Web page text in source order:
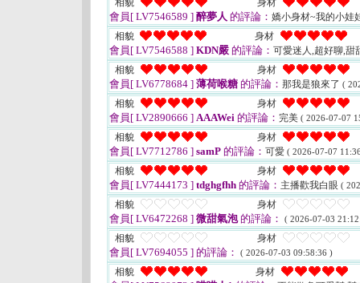
相貌 身材
會員[ LV7546589 ] 醉夢人 的評論： 嬌小身材~我的小娃
相貌
身材
會員[ LV7546588 ] KDN嚴 的評論： 可愛迷人,超好聊,甜
相貌
身材
會員[ LV6778684 ] 薄荷喉糖 的評論： 那我是狼來了 (
相貌 身材
會員[ LV2890666 ] AAAWei 的評論： 完美 ( 2026-07-07
相貌 身材
會員[ LV7712786 ] samP 的評論： 可愛 ( 2026-07-07
相貌 身材
會員[ LV7444173 ] tdghgfhh 的評論： 主播歡我白眼 (
相貌 身材
會員[ LV6472268 ] 微甜氣泡的評論： ( 2026-07-03
相貌 身材
會員[ LV7694055 ] 的評論： ( 2026-07-03 09:58:36 )
相貌 身材